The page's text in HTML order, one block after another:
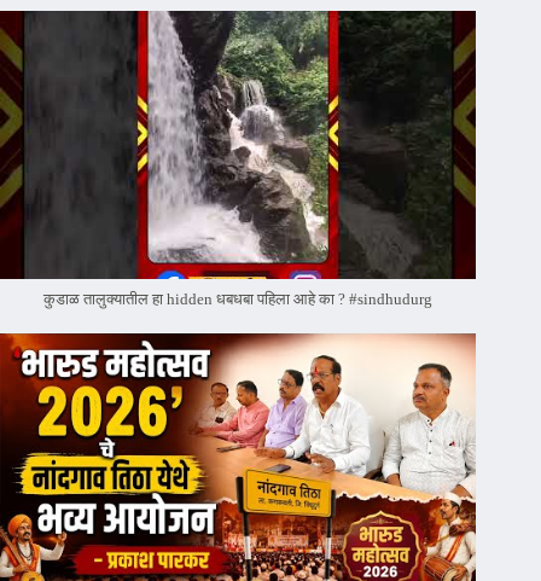
कुडाळ तालुक्यातील हा hidden धबधबा पहिला आहे का ? #sindhudurg